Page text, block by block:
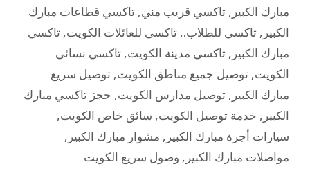
مبارك الكبير , تاكسي قريب مني, تاكسي قطاعات مبارك
الكبير , تاكسي للطلاب., تاكسي للعائلات الكويت, تاكسي
مبارك الكبير , تاكسي مدينة الكويت, تاكسي نسائي
الكويت, توصيل جميع مناطق الكويت, توصيل سريع
مبارك الكبير , توصيل مدارس الكويت, حجز تاكسي مبارك
الكبير , خدمة توصيل الكويت, سائق خاص الكويت,
سيارات أجرة مبارك الكبير , مشوار مبارك الكبير ,
مواصلات مبارك الكبير , وصول سريع الكويت